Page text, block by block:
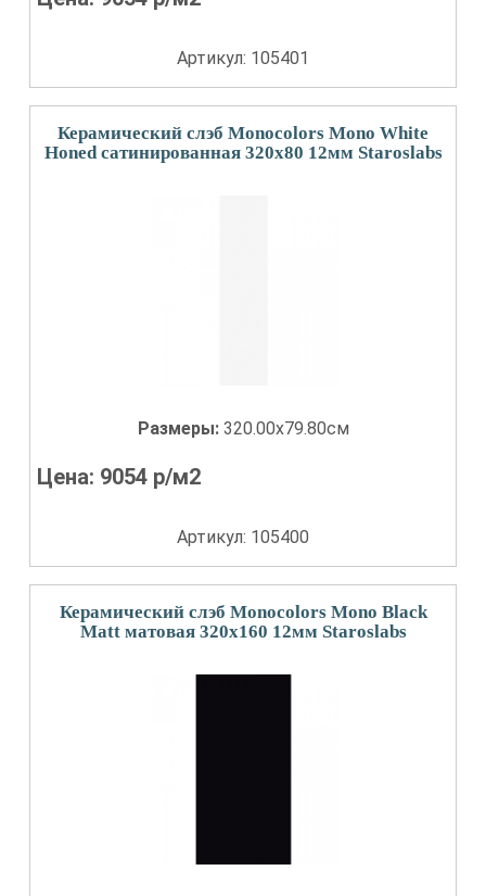
Артикул: 105401
Керамический слэб Monocolors Mono White
Honed сатинированная 320x80 12мм Staroslabs
Размеры: 320.00x79.80см
Цена: 9054 р/м2
Артикул: 105400
Керамический слэб Monocolors Mono Black
Matt матовая 320x160 12мм Staroslabs